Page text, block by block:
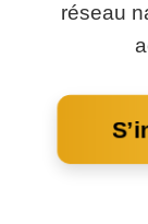
réseau